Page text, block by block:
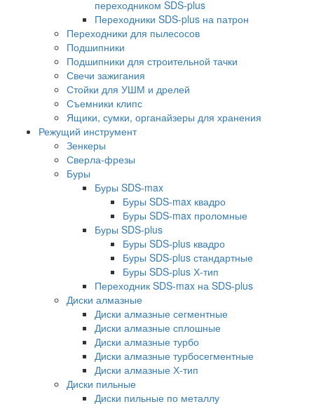
переходником SDS-plus
Переходники SDS-plus на патрон
Переходники для пылесосов
Подшипники
Подшипники для строительной тачки
Свечи зажигания
Стойки для УШМ и дрелей
Съемники клипс
Ящики, сумки, органайзеры для хранения
Режущий инструмент
Зенкеры
Сверла-фрезы
Буры
Буры SDS-max
Буры SDS-max квадро
Буры SDS-max проломные
Буры SDS-plus
Буры SDS-plus квадро
Буры SDS-plus стандартные
Буры SDS-plus Х-тип
Переходник SDS-max на SDS-plus
Диски алмазные
Диски алмазные сегментные
Диски алмазные сплошные
Диски алмазные турбо
Диски алмазные турбосегментные
Диски алмазные Х-тип
Диски пильные
Диски пильные по металлу